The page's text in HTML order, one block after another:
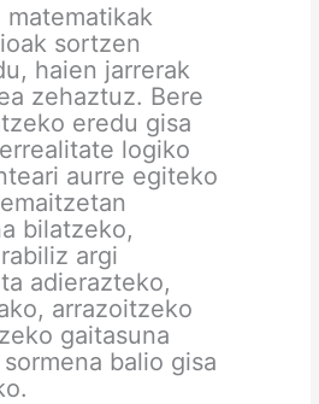
matematikak
sortzen
haien jarrerak
zehaztuz. Bere
eredu gisa
logiko
aurre egiteko
bilatzeko,
argi
adierazteko,
arrazoitzeko
gaitasuna
balio gisa